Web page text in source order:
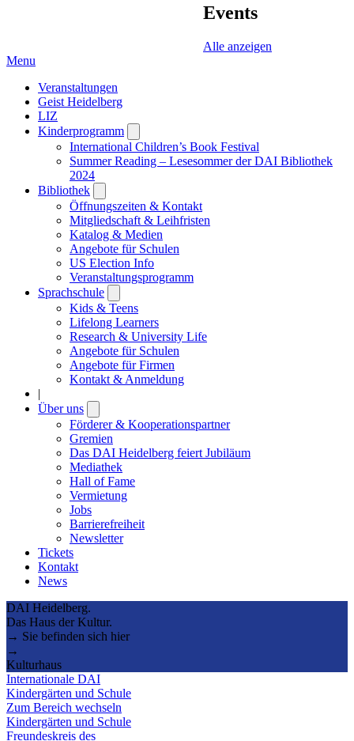
Events
Alle anzeigen
Menu
Veranstaltungen
Geist Heidelberg
LIZ
Kinderprogramm
submenu
International Children’s Book Festival
Summer Reading – Lesesommer der DAI Bibliothek
2024
Bibliothek
submenu
Öffnungszeiten & Kontakt
Mitgliedschaft & Leihfristen
Katalog & Medien
Angebote für Schulen
US Election Info
Veranstaltungsprogramm
Sprachschule
submenu
Kids & Teens
Lifelong Learners
Research & University Life
Angebote für Schulen
Angebote für Firmen
Kontakt & Anmeldung
|
Über uns
submenu
Förderer & Kooperationspartner
Gremien
Das DAI Heidelberg feiert Jubiläum
Mediathek
Hall of Fame
Vermietung
Jobs
Barrierefreiheit
Newsletter
Tickets
Kontakt
News
DAI Heidelberg.
Das Haus der Kultur.
→ Sie befinden sich hier
→
Kulturhaus
Internationale DAI
Kindergärten und Schule
Zum Bereich wechseln
Kindergärten und Schule
Freundeskreis des